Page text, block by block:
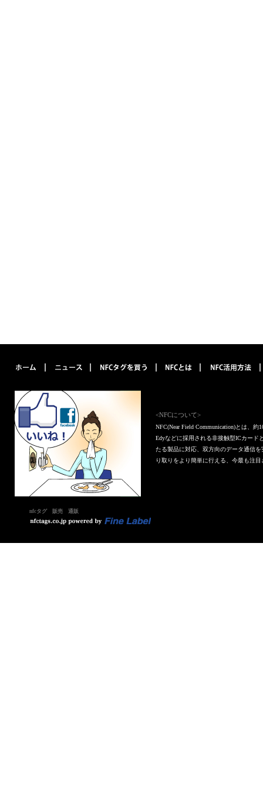
<NFCについて>
NFC(Near Field Communication)とは、
Edyなどに採用される非接触型ICカード
たる製品に対応、双方向のデータ通信
り取りをより簡単に行える、今最も注
nfcタグ 販売 通販